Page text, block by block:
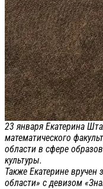
23 января Екатерина
математического
области в сфере
культуры.
Также Екатерине вручен
области» с девизом